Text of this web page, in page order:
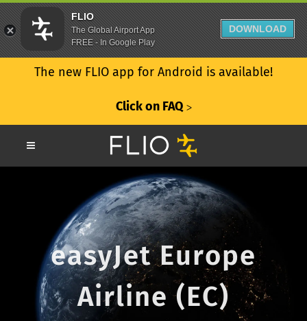
The new FLIO app for Android is available!
Click on FAQ ᐳ
easyJet Europe
Airline (EC)
FLIO
The Global Airport App
FREE - In Google Play
DOWNLOAD